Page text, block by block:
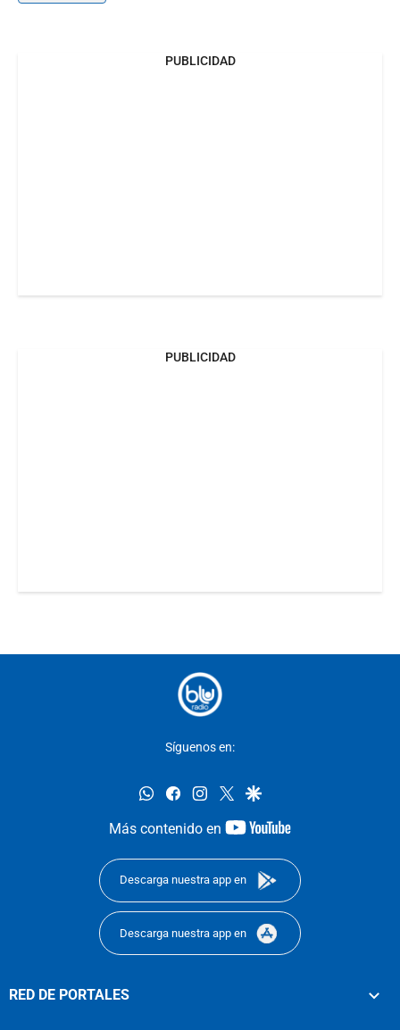
PUBLICIDAD
PUBLICIDAD
Síguenos en:
whatsappfacebookinstagram
twittergoogle
Más contenido en
youtube-
Descarga nuestra app en
Descarga nuestra app en
RED DE PORTALES